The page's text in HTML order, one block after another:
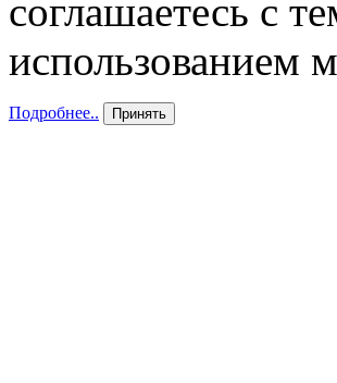
соглашаетесь с
использованием
Подробнее.. Принять